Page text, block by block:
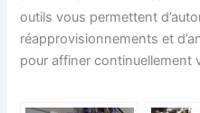
outils vous permettent
réapprovisionnements et
pour affiner continuellement